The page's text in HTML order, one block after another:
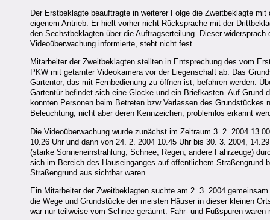
Der Erstbeklagte beauftragte in weiterer Folge die Zweitbeklagte
eigenem Antrieb. Er hielt vorher nicht Rücksprache mit der
den Sechstbeklagten über die Auftragserteilung. Dieser
Videoüberwachung informierte, steht nicht fest.
Mitarbeiter der Zweitbeklagten stellten in Entsprechung des vom
PKW mit getarnter Videokamera vor der Liegenschaft ab. Das
Gartentor, das mit Fernbedienung zu öffnen ist, befahren werden.
Gartentür befindet sich eine Glocke und ein Briefkasten. Auf Grund
konnten Personen beim Betreten bzw Verlassen des
Beleuchtung, nicht aber deren Kennzeichen, problemlos erkannt
Die Videoüberwachung wurde zunächst im Zeitraum 3. 2. 2004
10.26 Uhr und dann von 24. 2. 2004 10.45 Uhr bis 30. 3. 2004,
(starke Sonneneinstrahlung, Schnee, Regen, andere Fahrzeuge)
sich im Bereich des Hauseinganges auf öffentlichem Straßengrund
Straßengrund aus sichtbar waren.
Ein Mitarbeiter der Zweitbeklagten suchte am 2. 3. 2004
die Wege und Grundstücke der meisten Häuser in dieser kleinen
war nur teilweise vom Schnee geräumt. Fahr- und Fußspuren waren